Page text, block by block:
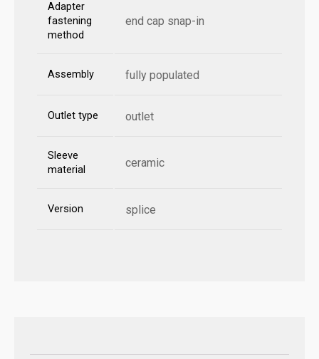
Adapter
fastening
method
end cap snap-in
Assembly fully populated
Outlet type outlet
Sleeve
material
ceramic
Version splice